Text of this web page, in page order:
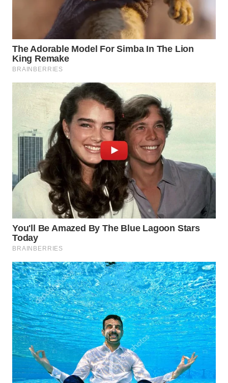
WN
CIANJUR
KEPULAUAN
SERIBU
TANGERANG
WN
BINJAI
CIREBON
WN
INDRAMAYU
WN
KUNINGAN
WN
MAJALENGKA
WN
SUBANG